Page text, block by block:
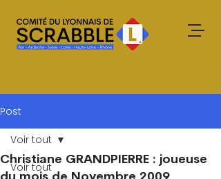
Post
Voir tout
Voir tout
Christiane GRANDPIERRE : joueuse